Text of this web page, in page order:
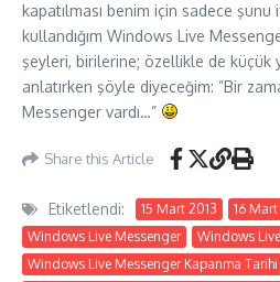
kapatılması benim için sadece
kullandığım Windows Live
şeyleri, birilerine; özellikle de küçük
anlatırken şöyle diyeceğim: ”Bir
Messenger vardı…”
Share this Article
Etiketlendi: 15 Mart 2013
16 Mart
Windows Live Messenger
Windows
Windows Live Messenger Kapanma Tarihi